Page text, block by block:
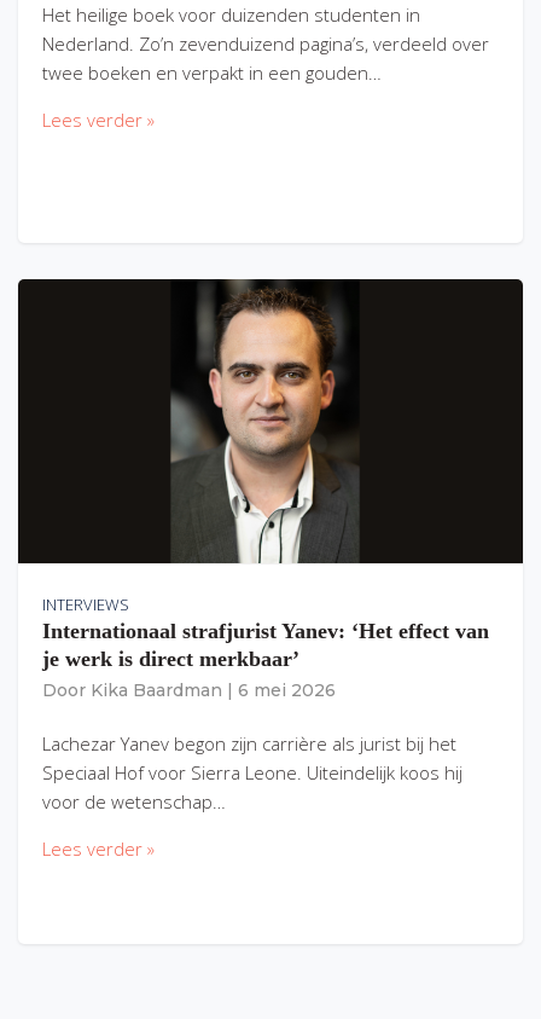
Het heilige boek voor duizenden studenten in
Nederland. Zo’n zevenduizend pagina’s, verdeeld over
twee boeken en verpakt in een gouden…
Lees verder »
INTERVIEWS
Internationaal strafjurist Yanev: ‘Het effect van
je werk is direct merkbaar’
Door Kika Baardman 6 mei 2026
Lachezar Yanev begon zijn carrière als jurist bij het
Speciaal Hof voor Sierra Leone. Uiteindelijk koos hij
voor de wetenschap…
Lees verder »